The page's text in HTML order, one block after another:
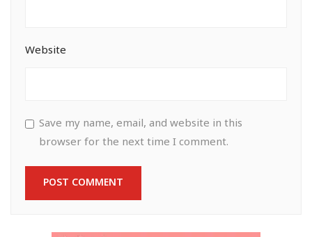
Website
Save my name, email, and website in this
browser for the next time I comment.